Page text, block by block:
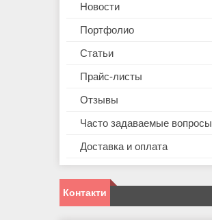
Новости
Портфолио
Статьи
Прайс-листы
Отзывы
Часто задаваемые вопросы
Доставка и оплата
Контакти